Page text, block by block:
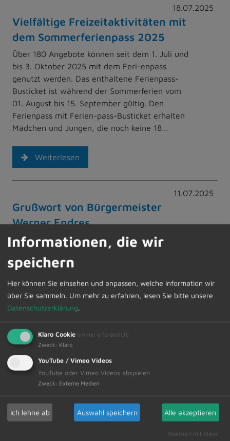
18.07.2025
Vielfältige Freizeitaktivitäten mit
dem Sommerferienpass 2025
Über 180 Angebote können seit dem 1. Juli und
bis 3. Oktober 2025 mit dem Feri-enpass
genutzt werden. Das enthaltene Ferienpass-
Busticket ist während der Sommerferien vom
01. August bis 15. September gültig. Den
Ferienpass mit Ferien-pass-Busticket erhalten
Mädchen und Jungen, die noch keine 18…
Weiterlesen
11.07.2025
Grußwort von Bürgermeister
Werner Endres
Informationen, die wir
speichern
Hier können Sie einsehen und anpassen, welche Information wir
über Sie sammeln. Um mehr zu erfahren, lesen Sie bitte unsere
Datenschutzerklärung.
Klaro Cookie (immer erforderlich)
Zweck : Klaro
YouTube / Vimeo Videos
YouTube oder Vimeo Videos abspielen
Zweck : Externe Medien
Ich lehne ab Auswahl speichern Alle akzeptieren
Realisiert mit Klaro!